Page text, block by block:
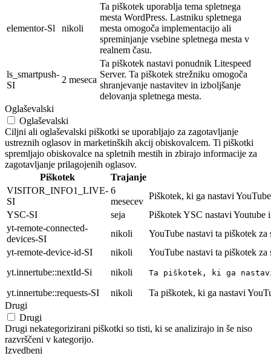
elementor-Sl nikoli
Ta piškotek uporablja tema spletnega
mesta WordPress. Lastniku spletnega
mesta omogoča implementacijo ali
spreminjanje vsebine spletnega mesta v
realnem času.
ls_smartpush-
SI
2 meseca
Ta piškotek nastavi ponudnik Litespeed
Server. Ta piškotek strežniku omogoča
shranjevanje nastavitev in izboljšanje
delovanja spletnega mesta.
Oglaševalski
Oglaševalski
Ciljni ali oglaševalski piškotki se uporabljajo za zagotavljanje
ustreznih oglasov in marketinških akcij obiskovalcem. Ti piškotki
spremljajo obiskovalce na spletnih mestih in zbirajo informacije za
zagotavljanje prilagojenih oglasov.
Piškotek
Trajanje
VISITOR_INFO1_LIVE-
SI
6
mesecev
Piškotek, ki ga nastavi
YSC-SI
seja
Piškotek YSC nastavi Youtube
yt-remote-connected-
devices-SI
nikoli
YouTube nastavi ta piškotek
yt-remote-device-id-SI
nikoli
YouTube nastavi ta piškotek
yt.innertube::nextId-Si
nikoli Ta piškotek, ki ga
yt.innertube::requests-SI nikoli
Ta piškotek, ki ga nastavi
Drugi
Drugi
Drugi nekategorizirani piškotki so tisti, ki se analizirajo in še niso
razvrščeni v kategorijo.
Izvedbeni